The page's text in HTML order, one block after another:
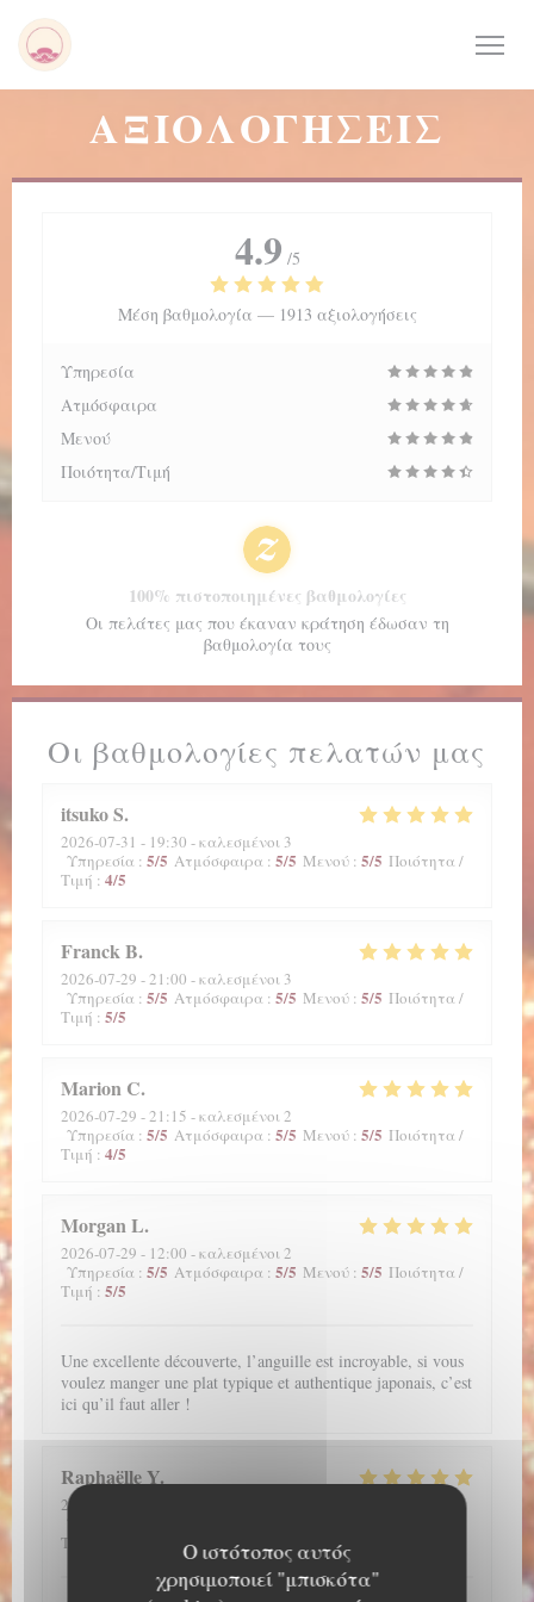
Ο ιστότοπος αυτός
χρησιμοποιεί "μπισκότα"
ΑΞΙΟΛΟΓΉΣΕΙΣ
Οι βαθμολογίες πελατών μας
itsukoS
2026-07-31 - 19:30 - καλεσμένοι 3
Υπηρεσία : 5/5 Ατμόσφαιρα : 5/5 Μενού : 5/5 Ποιότητα /
Τιμή : 4/5
FranckB
2026-07-29 - 21:00 - καλεσμένοι 3
Υπηρεσία : 5/5 Ατμόσφαιρα : 5/5 Μενού : 5/5 Ποιότητα /
Τιμή : 5/5
Marion C
2026-07-29 - 21:15 - καλεσμένοι 2
Υπηρεσία : 5/5 Ατμόσφαιρα : 5/5 Μενού : 5/5 Ποιότητα /
Τιμή : 4/5
MorganL
2026-07-29 - 12:00 - καλεσμένοι 2
Υπηρεσία : 5/5 Ατμόσφαιρα : 5/5 Μενού : 5/5 Ποιότητα /
Τιμή : 5/5
Une excellente découverte, l’anguille est incroyable, si vous
voulez manger une plat typique et authentique japonais, c’est
ici qu’il faut aller !
RaphaëlleY
2026-07-28
Τιμή
4.9 /5
Μέση βαθμολογία — 1913 αξιολογήσεις
Υπηρεσία
Ατμόσφαιρα
Μενού
Ποιότητα/Τιμή
100% πιστοποιημένες βαθμολογίες
Οι πελάτες μας που έκαναν κράτηση έδωσαν τη
βαθμολογία τους